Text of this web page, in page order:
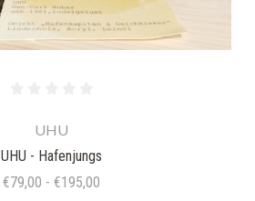
UHU
UHU - Hafenjungs
€79,00 - €195,00